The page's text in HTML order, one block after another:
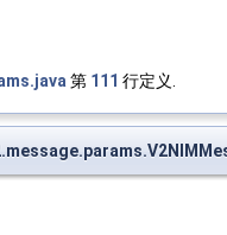
第 111 行定义.